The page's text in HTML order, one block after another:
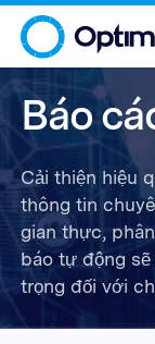
Báo
Cải thiện hiệu
thông tin
gian thực,
báo tự động
trọng đối với